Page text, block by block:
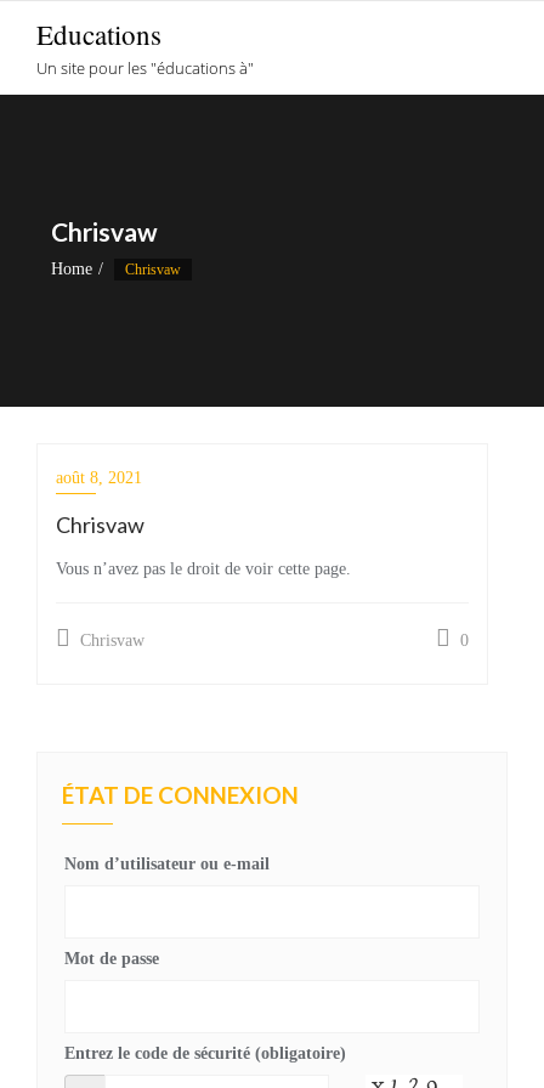
content
Educations
Un site pour les "éducations à"
Chrisvaw
Home Chrisvaw
août 8, 2021
Chrisvaw
Vous n’avez pas le droit de voir cette page.
Chrisvaw 0
ÉTAT DE CONNEXION
Nom d’utilisateur ou e-mail
Mot de passe
Entrez le code de sécurité (obligatoire)